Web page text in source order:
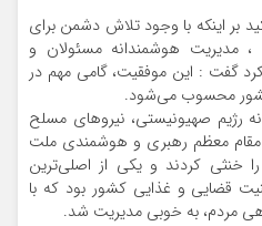
بر اینکه با وجود تلاش دشمن برای
، مدیریت هوشمندانه مسئولان و
گفت : این موفقیت، گامی مهم در
کشور محسوب می‌شود.
رژیم صهیونیستی، نیروهای مسلح
مقام معظم رهبری و هوشمندی ملت
خنثی کردند و یکی از اصلی‌ترین
قضایی و غذایی کشور بود که با
مردم، به خوبی مدیریت شد.